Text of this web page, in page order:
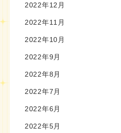
2022年12月
2022年11月
2022年10月
2022年9月
2022年8月
2022年7月
2022年6月
2022年5月